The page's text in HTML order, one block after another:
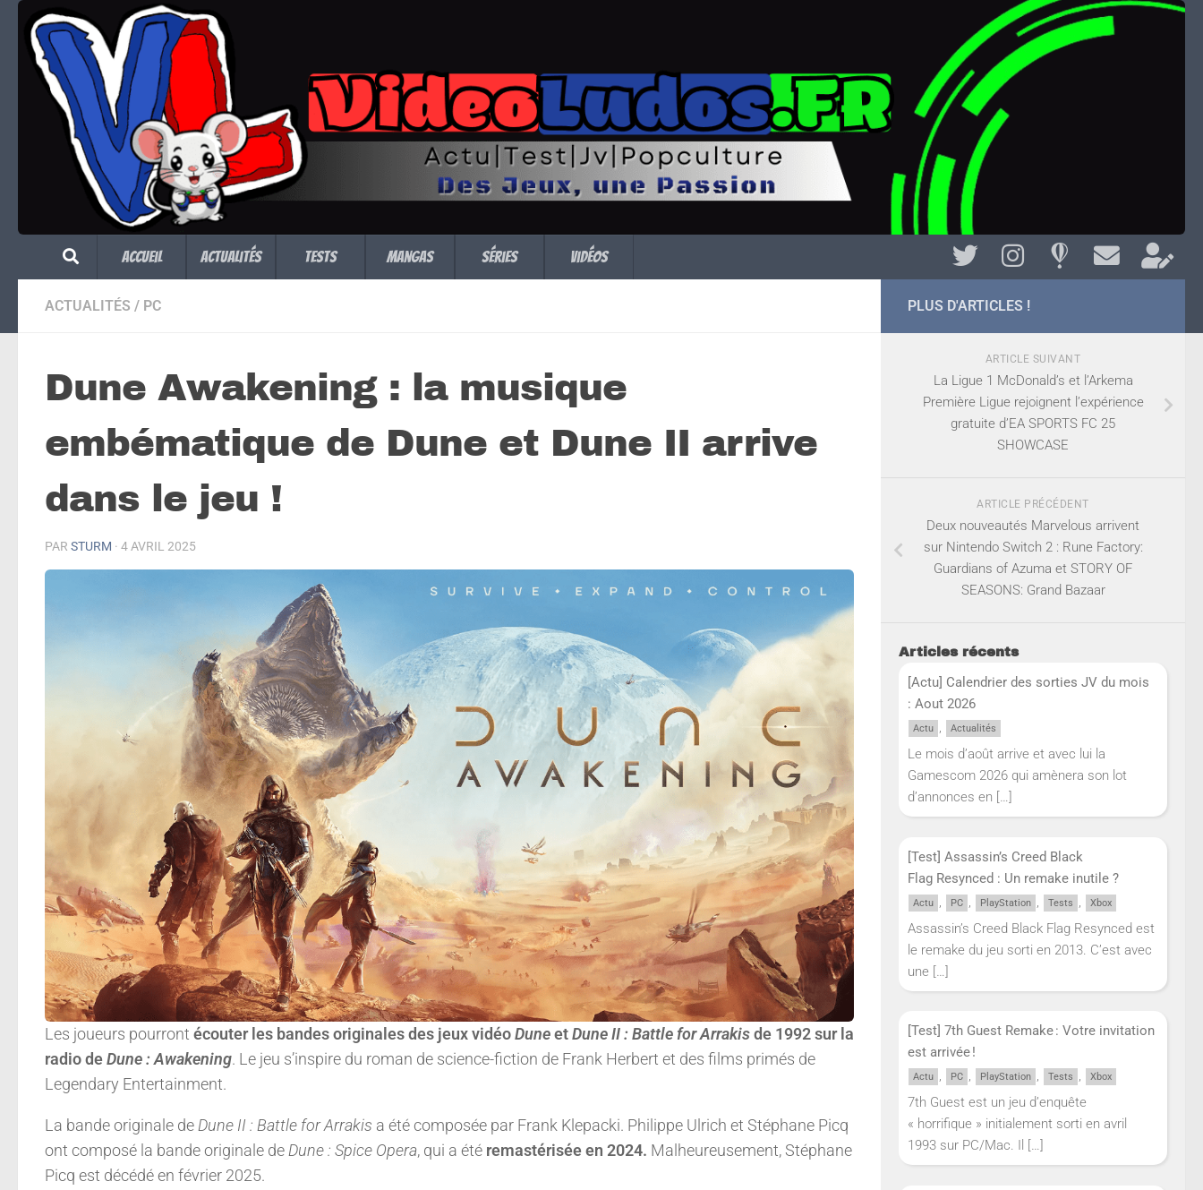
Skip to content
Accueil Actualités Tests Mangas Séries Vidéos
ACTUALITÉS / PC
Dune Awakening : la musique
embématique de Dune et Dune II arrive
dans le jeu !
PAR STURM · 4 AVRIL 2025
Les joueurs pourront écouter les bandes originales des jeux vidéoDuneetDune II : Battle for Arrakisde 1992 sur la
radio deDune : Awakening. Le jeu s’inspire du roman de science-fiction de Frank Herbert et des films primés de
Legendary Entertainment.
La bande originale de Dune II : Battle for Arrakis a été composée par Frank Klepacki. Philippe Ulrich et Stéphane Picq
ont composé la bande originale de Dune : Spice Opera, qui a été remastérisée en 2024. Malheureusement, Stéphane
Picq est décédé en février 2025.
PLUS D'ARTICLES !
ARTICLE SUIVANT
La Ligue 1 McDonald’s et l’Arkema
Première Ligue rejoignent l’expérience
gratuite d’EA SPORTS FC 25
SHOWCASE
ARTICLE PRÉCÉDENT
Deux nouveautés Marvelous arrivent
sur Nintendo Switch 2 : Rune Factory:
Guardians of Azuma et STORY OF
SEASONS: Grand Bazaar
Articles récents
[Actu] Calendrier des sorties JV du mois
: Aout 2026
Actu , Actualités
Le mois d’août arrive et avec lui la
Gamescom 2026 qui amènera son lot
d’annonces en […]
[Test] Assassin’s Creed Black
Flag Resynced : Un remake inutile ?
Actu , PC , PlayStation , Tests , Xbox
Assassin’s Creed Black Flag Resynced est
le remake du jeu sorti en 2013. C’est avec
une […]
[Test] 7th Guest Remake : Votre invitation
est arrivée !
Actu , PC , PlayStation , Tests , Xbox
7th Guest est un jeu d’enquête
« horrifique » initialement sorti en avril
1993 sur PC/Mac. Il
[…]